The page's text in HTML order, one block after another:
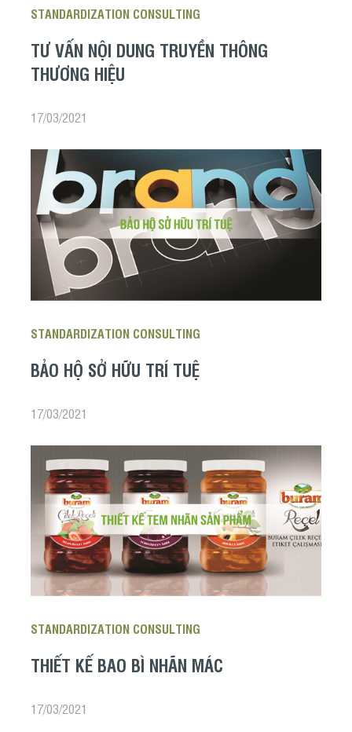
STANDARDIZATION CONSULTING
TƯ VẤN NỘI DUNG TRUYỀN THÔNG
THƯƠNG HIỆU
17/03/2021
STANDARDIZATION CONSULTING
BẢO HỘ SỞ HỮU TRÍ TUỆ
17/03/2021
STANDARDIZATION CONSULTING
THIẾT KẾ BAO BÌ NHÃN MÁC
17/03/2021